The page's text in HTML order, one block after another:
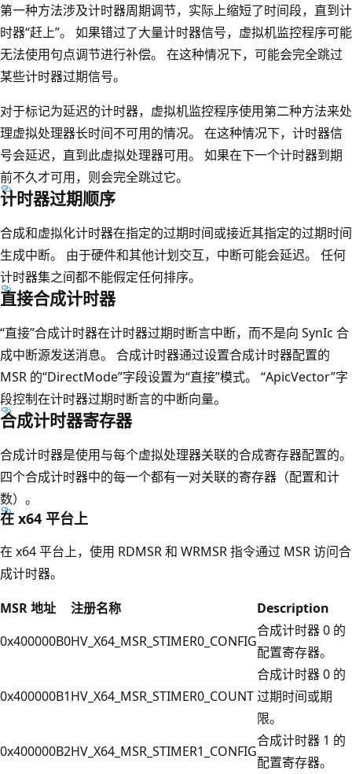
第一种方法涉及计时器周期调节，实际上缩短了时间段，直到计
时器“赶上”。 如果错过了大量计时器信号，虚拟机监控程序可能
无法使用句点调节进行补偿。 在这种情况下，可能会完全跳过
某些计时器过期信号。
对于标记为延迟的计时器，虚拟机监控程序使用第二种方法来处
理虚拟处理器长时间不可用的情况。 在这种情况下，计时器信
号会延迟，直到此虚拟处理器可用。 如果在下一个计时器到期
前不久才可用，则会完全跳过它。
计时器过期顺序
合成和虚拟化计时器在指定的过期时间或接近其指定的过期时间
生成中断。 由于硬件和其他计划交互，中断可能会延迟。 任何
计时器集之间都不能假定任何排序。
直接合成计时器
“直接”合成计时器在计时器过期时断言中断，而不是向 SynIc 合
成中断源发送消息。 合成计时器通过设置合成计时器配置的
MSR 的“DirectMode”字段设置为“直接”模式。 “ApicVector”字
段控制在计时器过期时断言的中断向量。
合成计时器寄存器
合成计时器是使用与每个虚拟处理器关联的合成寄存器配置的。
四个合成计时器中的每一个都有一对关联的寄存器（配置和计
数）。
在 x64 平台上
在 x64 平台上，使用 RDMSR 和 WRMSR 指令通过 MSR 访问合
成计时器。
MSR 地址
注册名称
Description
0x400000B0HV_X64_MSR_STIMER0_CONFIG
合成计时器 0 的
配置寄存器。
0x400000B1HV_X64_MSR_STIMER0_COUNT
合成计时器 0 的
过期时间或期
限。
0x400000B2HV_X64_MSR_STIMER1_CONFIG
合成计时器 1 的
配置寄存器。